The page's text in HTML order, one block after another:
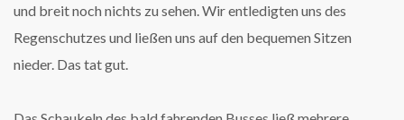
und breit noch nichts zu sehen. Wir entledigten uns des
Regenschutzes und ließen uns auf den bequemen Sitzen
nieder. Das tat gut.